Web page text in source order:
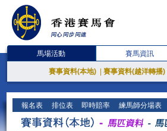
馬場活動 賽馬資訊
賽事資料(本地) 賽事資料(越洋轉播)
報名表 排位表 即時賠率 練馬師分場表